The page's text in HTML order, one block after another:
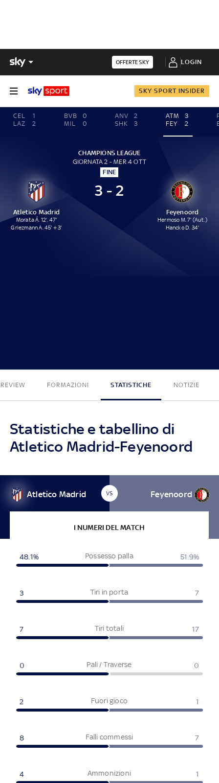
OFFERTE SKY LOGIN
SKY SPORT INSIDER
CEL
1
LAZ
2
BVB
0
MIL
0
ANV
2
SHK
3
ATM
3
FEY
2
CHAMPIONS LEAGUE
GIORNATA 2 - MER 4 OTT
FINE
Atletico Madrid
Morata Á. 12', 47'
Griezmann A. 45' + 3'
3 - 2
Feyenoord
Hermoso M. 7' (Aut.)
Hancko D. 34'
FORMAZIONI STATISTICHE NOTIZIE
Statistiche e tabellino di
Atletico Madrid-Feyenoord
Atletico Madrid VS Feyenoord
I NUMERI DEL MATCH
Possesso palla
48.1% 51.9%
Tiri in porta
3 7
Tiri totali
7 17
Pali / Traverse
0 0
Fuori gioco
2 1
Falli commessi
8 7
Ammonizioni
4 1